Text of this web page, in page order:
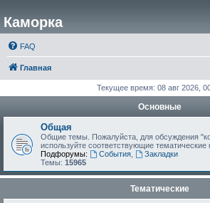
Каморка
FAQ
Главная
Текущее время: 08 авг 2026,
Основные
Общая
Общие темы. Пожалуйста, для обсуждения
используйте соответствующие тематические
Подфорумы:
События,
Закладки
Темы: 15965
Тематические